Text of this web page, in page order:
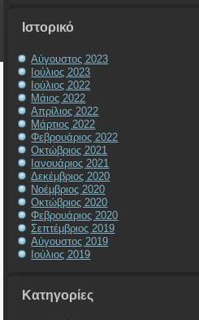
Ιστορικό
Αύγουστος 2023
Ιούλιος 2023
Ιούλιος 2022
Μάιος 2022
Απρίλιος 2022
Μάρτιος 2022
Φεβρουάριος 2022
Οκτώβριος 2021
Ιανουάριος 2021
Δεκέμβριος 2020
Νοέμβριος 2020
Οκτώβριος 2020
Φεβρουάριος 2020
Σεπτέμβριος 2019
Αύγουστος 2019
Ιούλιος 2019
Kατηγορίες